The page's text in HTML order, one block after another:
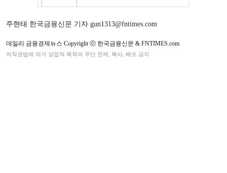
주현태 한국금융신문 기자 gun1313@fntimes.com
데일리 금융경제뉴스 Copyright ⓒ 한국금융신문 & FNTIMES.com
저작권법에 의거 상업적 목적의 무단 전재, 복사, 배포 금지